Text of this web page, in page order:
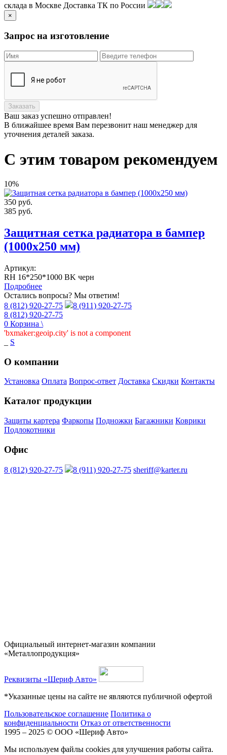
склада в Москве Доставка ТК по России
×
Запрос на изготовление
Заказать
Ваш заказ успешно отправлен!
В ближайшее время Вам перезвонит наш менеджер для
уточнения деталей заказа.
С этим товаром рекомендуем
10%
350 руб.
385 руб.
Защитная сетка радиатора в бампер
(1000х250 мм)
Артикул:
RH 16*250*1000 BK черн
Подробнее
Остались вопросы? Мы ответим!
8 (812) 920-27-75
8 (911) 920-27-75
8 (812) 920-27-75
0 Корзина \
'bxmaker:geoip.city' is not a component
S
О компании
Установка Оплата Вопрос-ответ Доставка Скидки Контакты
Каталог продукции
Защиты картера Фаркопы Подножки Багажники Коврики
Подлокотники
Офис
8 (812) 920-27-75 8 (911) 920-27-75 sheriff@karter.ru
Официальный интернет-магазин компании
«Металлопродукция»
Реквизиты «Шериф Авто»
*Указанные цены на сайте не являются публичной офертой
Пользовательское соглашение Политика о
конфиденциальности Отказ от ответственности
1995 – 2025 © ООО «Шериф Авто»
Мы используем файлы cookies для улучшения работы сайта.